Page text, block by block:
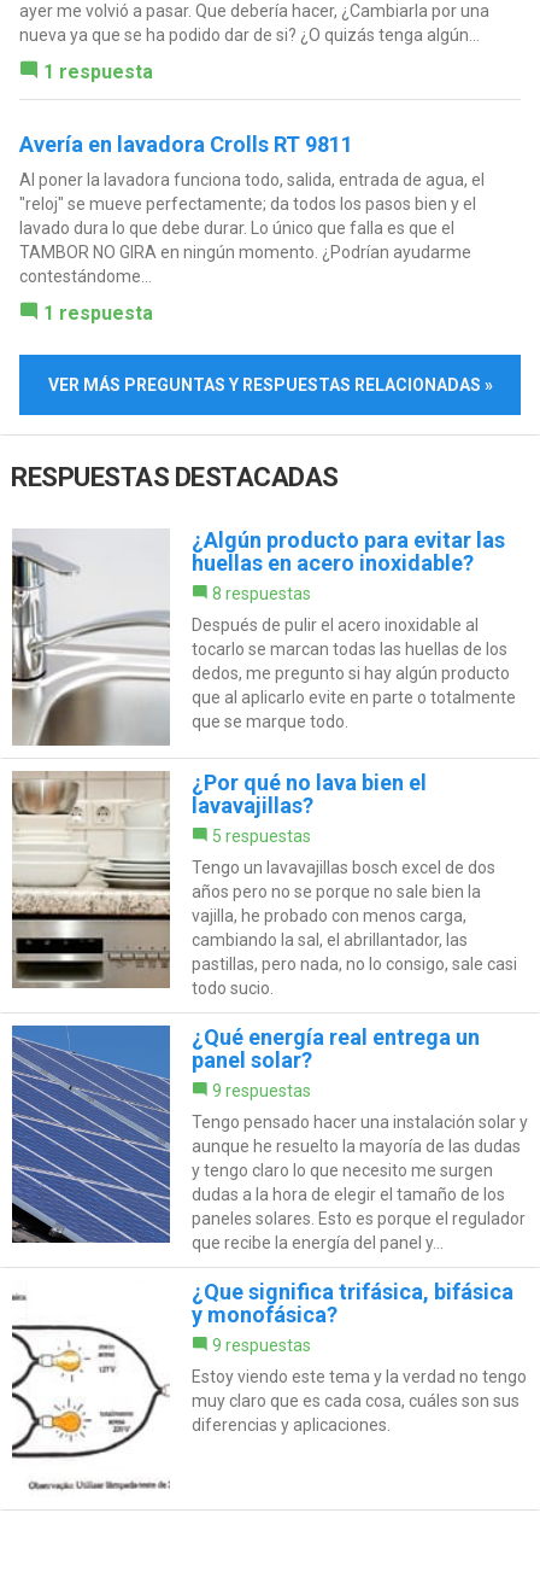
ayer me volvió a pasar. Que debería hacer, ¿Cambiarla por una
nueva ya que se ha podido dar de si? ¿O quizás tenga algún...
1 respuesta
Avería en lavadora Crolls RT 9811
Al poner la lavadora funciona todo, salida, entrada de agua, el
"reloj" se mueve perfectamente; da todos los pasos bien y el
lavado dura lo que debe durar. Lo único que falla es que el
TAMBOR NO GIRA en ningún momento. ¿Podrían ayudarme
contestándome...
1 respuesta
VER MÁS PREGUNTAS Y RESPUESTAS RELACIONADAS »
RESPUESTAS DESTACADAS
¿Algún producto para evitar las
huellas en acero inoxidable?
8 respuestas
Después de pulir el acero inoxidable al
tocarlo se marcan todas las huellas de los
dedos, me pregunto si hay algún producto
que al aplicarlo evite en parte o totalmente
que se marque todo.
¿Por qué no lava bien el
lavavajillas?
5 respuestas
Tengo un lavavajillas bosch excel de dos
años pero no se porque no sale bien la
vajilla, he probado con menos carga,
cambiando la sal, el abrillantador, las
pastillas, pero nada, no lo consigo, sale casi
todo sucio.
¿Qué energía real entrega un
panel solar?
9 respuestas
Tengo pensado hacer una instalación solar y
aunque he resuelto la mayoría de las dudas
y tengo claro lo que necesito me surgen
dudas a la hora de elegir el tamaño de los
paneles solares. Esto es porque el regulador
que recibe la energía del panel y...
¿Que significa trifásica, bifásica
y monofásica?
9 respuestas
Estoy viendo este tema y la verdad no tengo
muy claro que es cada cosa, cuáles son sus
diferencias y aplicaciones.